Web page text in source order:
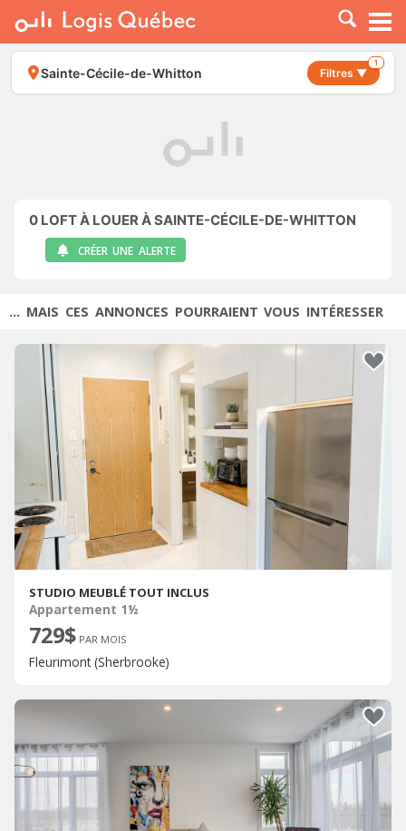
À LOUER
À VENDRE
PLACER UNE ANNONCE
Sainte-Cécile-de-Whitton Filtres ▼
1
0 LOFT À LOUER À SAINTE-CÉCILE-DE-WHITTON
CRÉER UNE ALERTE
... MAIS CES ANNONCES POURRAIENT VOUS INTÉRESSER
STUDIO MEUBLÉ TOUT INCLUS
Appartement 1½
729$ PAR MOIS
Fleurimont (Sherbrooke)